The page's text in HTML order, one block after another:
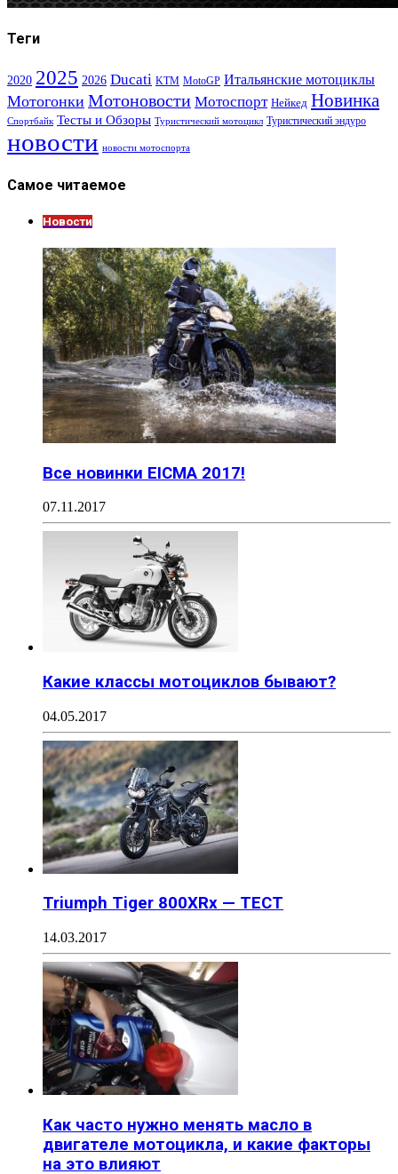
Теги
2020 2025 2026 Ducati KTM MotoGP Итальянские мотоциклы
Мотогонки Мотоновости Мотоспорт Нейкед Новинка
Спортбайк Тесты и Обзоры Туристический мотоцикл Туристический эндуро
новости новости мотоспорта
Самое читаемое
Новости
Все новинки EICMA 2017!
07.11.2017
Какие классы мотоциклов бывают?
04.05.2017
Triumph Tiger 800XRx — ТЕСТ
14.03.2017
Как часто нужно менять масло в
двигателе мотоцикла, и какие факторы
на это влияют